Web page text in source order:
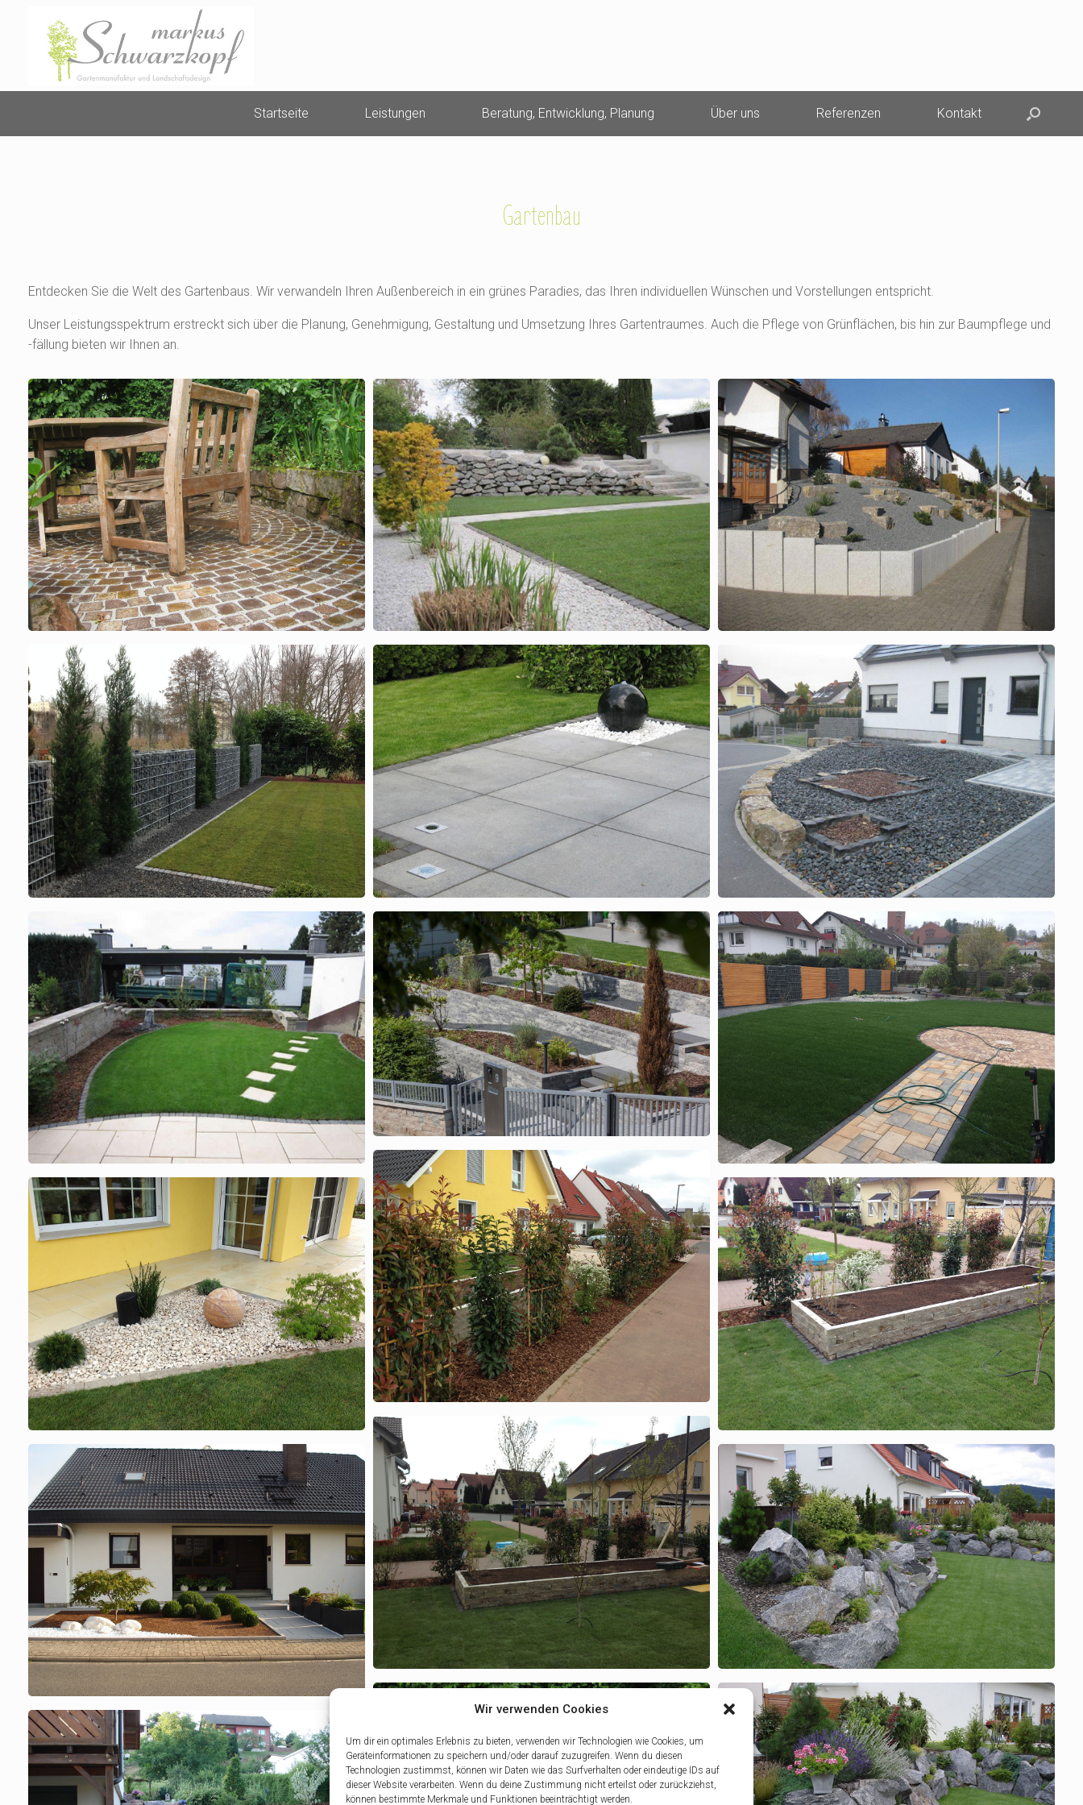
Wir verwenden Cookies
Um dir ein optimales Erlebnis zu bieten, verwenden wir Technologien wie Cookies, um
Geräteinformationen zu speichern und/oder darauf zuzugreifen. Wenn du diesen
Technologien zustimmst, können wir Daten wie das Surfverhalten oder eindeutige IDs auf
dieser Website verarbeiten. Wenn du deine Zustimmung nicht erteilst oder zurückziehst,
können bestimmte Merkmale und Funktionen beeinträchtigt werden.
Startseite Leistungen Beratung, Entwicklung, Planung Über uns Referenzen Kontakt
Gartenbau
Entdecken Sie die Welt des Gartenbaus. Wir verwandeln Ihren Außenbereich in ein grünes Paradies, das Ihren individuellen Wünschen und Vorstellungen entspricht.
Unser Leistungsspektrum erstreckt sich über die Planung, Genehmigung, Gestaltung und Umsetzung Ihres Gartentraumes. Auch die Pflege von Grünflächen, bis hin zur Baumpflege und
-fällung bieten wir Ihnen an.